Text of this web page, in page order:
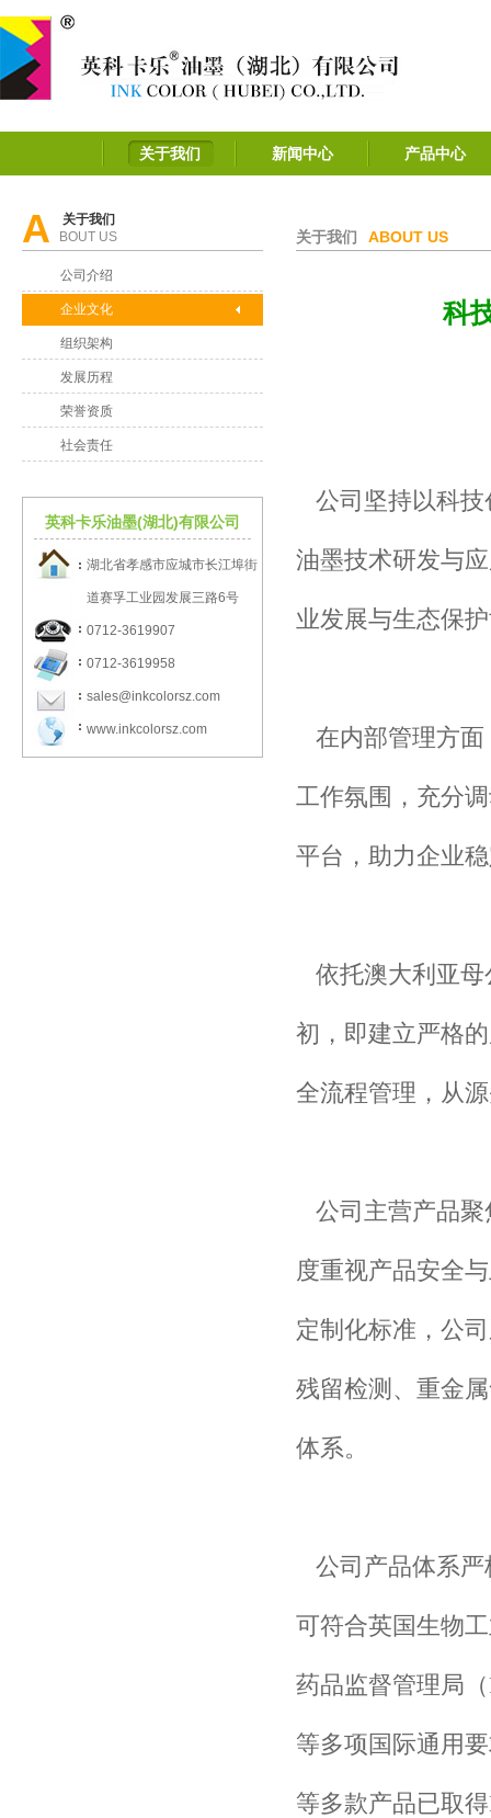
关于我们 新闻中心 产品中心
A
关于我们
BOUT US
公司介绍
企业文化
组织架构
发展历程
荣誉资质
社会责任
英科卡乐油墨(湖北)有限公司
湖北省孝感市应城市长江埠街
道赛孚工业园发展三路6号
0712-3619907
0712-3619958
sales@inkcolorsz.com
www.inkcolorsz.com
关于我们 ABOUT US
科
公司坚持以科技
油墨技术研发与
业发展与生态保
在内部管理方面
工作氛围，充分
平台，助力企业
依托澳大利亚母
初，即建立严格
全流程管理，从
公司主营产品聚
度重视产品安全
定制化标准，公
残留检测、重金
体系。
公司产品体系严
可符合英国生物
药品监督管理局
等多项国际通用
等多款产品已取